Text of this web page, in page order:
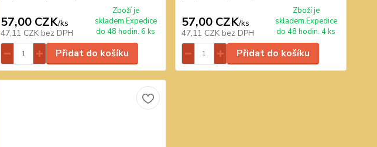
57,00 CZK/ks
47,11 CZK bez DPH
Zboží je
skladem.Expedice
do 48 hodin. 6 ks
Přidat do košíku
57,00 CZK/ks
47,11 CZK bez DPH
Zboží je
skladem.Expedice
do 48 hodin. 4 ks
Přidat do košíku